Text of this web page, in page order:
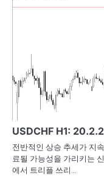
USDCHF H1:
전반적인 상승 추세가 지
료될 가능성을 가리키는
에서 트리플 쓰리…